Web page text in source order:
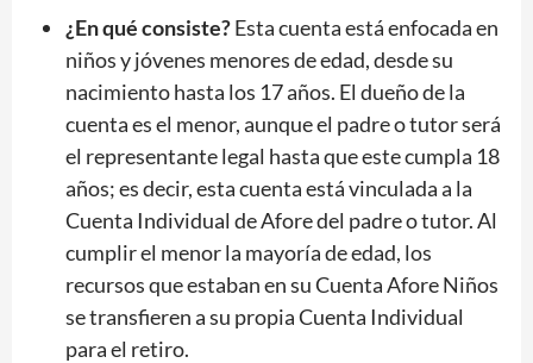
¿En qué consiste?Esta cuenta está enfocada en
niños y jóvenes menores de edad, desde su
nacimiento hasta los 17 años. El dueño de la
cuenta es el menor, aunque el padre o tutor será
el representante legal hasta que este cumpla 18
años; es decir, esta cuenta está vinculada a la
Cuenta Individual de Afore del padre o tutor. Al
cumplir el menor la mayoría de edad, los
recursos que estaban en su Cuenta Afore Niños
se transfieren a su propia Cuenta Individual
para el retiro.